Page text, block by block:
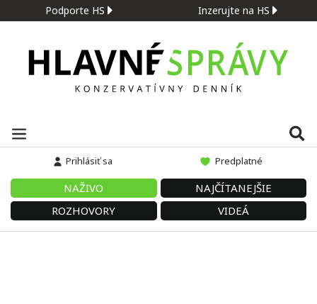
Podporte HS Inzerujte na HS
Prihlásiť sa Predplatné
NAŽIVO
NAJČÍTANEJŠIE
ROZHOVORY
VIDEÁ